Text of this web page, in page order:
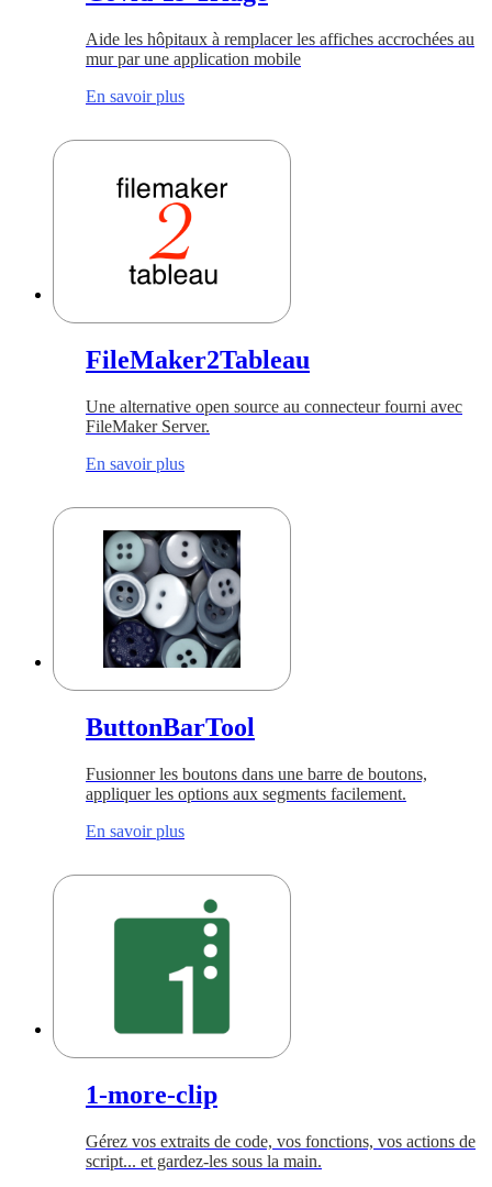
Aide les hôpitaux à remplacer les affiches accrochées au
mur par une application mobile
En savoir plus
FileMaker2Tableau
Une alternative open source au connecteur fourni avec
FileMaker Server.
En savoir plus
ButtonBarTool
Fusionner les boutons dans une barre de boutons,
appliquer les options aux segments facilement.
En savoir plus
1-more-clip
Gérez vos extraits de code, vos fonctions, vos actions de
script... et gardez-les sous la main.